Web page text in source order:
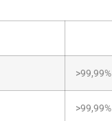
>99,99%
>99,99%